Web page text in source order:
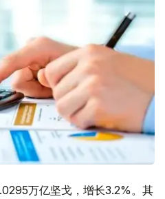
万亿坚戈，增长3.2%。其